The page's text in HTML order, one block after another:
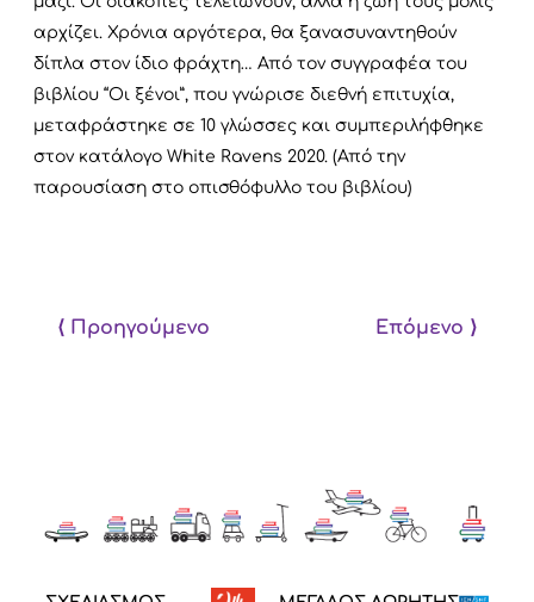
αρχίζει. Χρόνια αργότερα, θα ξανασυναντηθούν
δίπλα στον ίδιο φράχτη… Από τον συγγραφέα του
βιβλίου “Οι ξένοι”, που γνώρισε διεθνή επιτυχία,
μεταφράστηκε σε 10 γλώσσες και συμπεριλήφθηκε
στον κατάλογο White Ravens 2020. (Από την
παρουσίαση στο οπισθόφυλλο του βιβλίου)
⟨ Προηγούμενο Επόμενο ⟩